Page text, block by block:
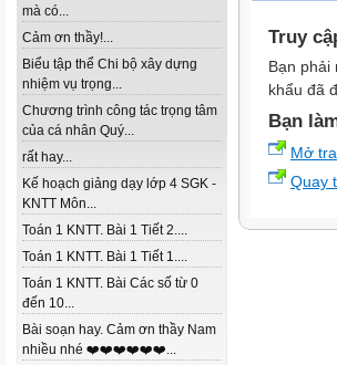
mà có...
Cảm ơn thầy!...
Biểu tập thể Chi bộ xây dựng
nhiệm vụ trọng...
Chương trình công tác trọng tâm
của cá nhân Quý...
rất hay...
Kế hoạch giảng dạy lớp 4 SGK -
KNTT Môn...
Toán 1 KNTT. Bài 1 Tiết 2....
Toán 1 KNTT. Bài 1 Tiết 1....
Toán 1 KNTT. Bài Các số từ 0
đến 10...
Bài soạn hay. Cảm ơn thầy Nam
nhiều nhé ❤️❤️❤️❤️❤️❤️...
Truy
Bạn phải
khẩu đã
Bạn
Mở
Quay